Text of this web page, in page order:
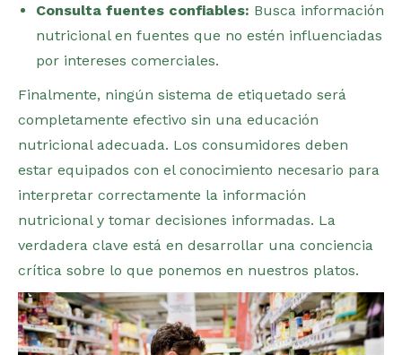
Consulta fuentes confiables: Busca información
nutricional en fuentes que no estén influenciadas
por intereses comerciales.
Finalmente, ningún sistema de etiquetado será
completamente efectivo sin una educación
nutricional adecuada. Los consumidores deben
estar equipados con el conocimiento necesario para
interpretar correctamente la información
nutricional y tomar decisiones informadas. La
verdadera clave está en desarrollar una conciencia
crítica sobre lo que ponemos en nuestros platos.